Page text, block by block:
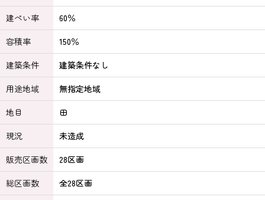
建ぺい率
60％
容積率
150％
建築条件
建築条件なし
用途地域
無指定地域
地目
田
現況
未造成
販売区画数
28区画
総区画数
全28区画